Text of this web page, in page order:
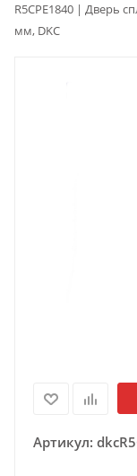
R5CPE1840 | Дверь
мм, DKC
Артикул: